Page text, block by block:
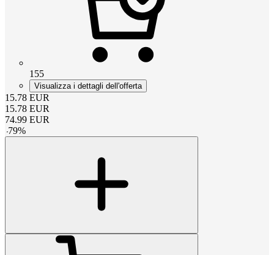
155
Visualizza i dettagli dell'offerta
15.78 EUR
15.78 EUR
74.99 EUR
-79%